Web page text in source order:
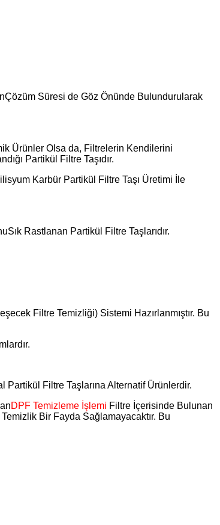
Süresi de Göz Önünde Bulundurularak
Ürünler Olsa da, Filtrelerin Kendilerini
Partikül Filtre Taşıdır.
Karbür Partikül Filtre Taşı Üretimi İle
Rastlanan Partikül Filtre Taşlarıdır.
Filtre Temizliği) Sistemi Hazırlanmıştır. Bu
Filtre Taşlarına Alternatif Ürünlerdir.
DPF Temizleme İşlemi Filtre İçerisinde Bulunan
Temizlik Bir Fayda Sağlamayacaktır. Bu